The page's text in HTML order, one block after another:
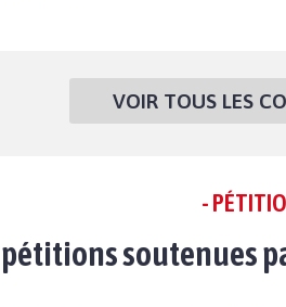
VOIR TOUS LES
-
pétitions soutenues